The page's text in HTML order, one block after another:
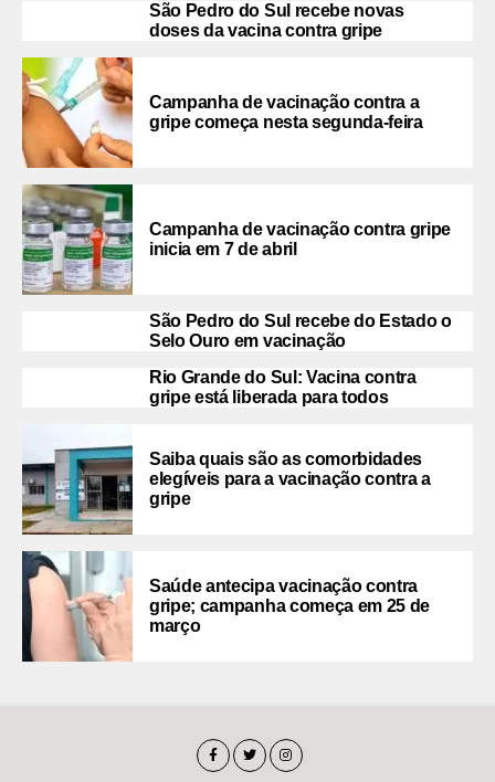
São Pedro do Sul recebe novas
doses da vacina contra gripe
Campanha de vacinação contra a
gripe começa nesta segunda-feira
Campanha de vacinação contra gripe
inicia em 7 de abril
São Pedro do Sul recebe do Estado o
Selo Ouro em vacinação
Rio Grande do Sul: Vacina contra
gripe está liberada para todos
Saiba quais são as comorbidades
elegíveis para a vacinação contra a
gripe
Saúde antecipa vacinação contra
gripe; campanha começa em 25 de
março